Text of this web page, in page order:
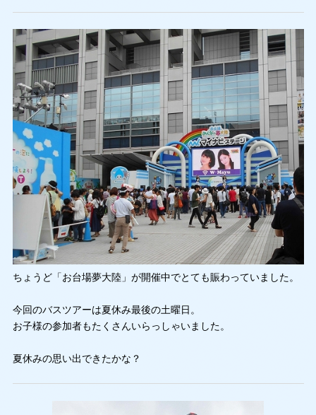
ちょうど「お台場夢大陸」が開催中でとても賑わっていました。
今回のバスツアーは夏休み最後の土曜日。
お子様の参加者もたくさんいらっしゃいました。
夏休みの思い出できたかな？